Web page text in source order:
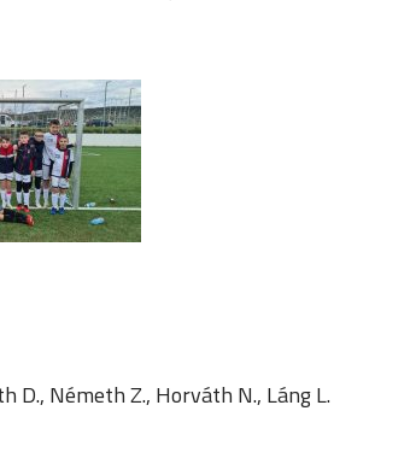
D., Németh Z., Horváth N., Láng L.